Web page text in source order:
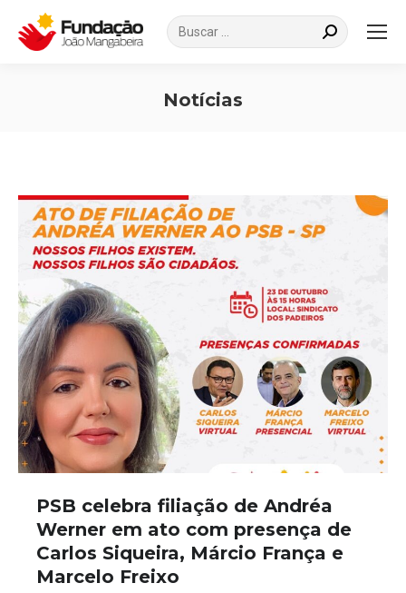
Search:
Notícias
PSB celebra filiação de Andréa
Werner em ato com presença de
Carlos Siqueira, Márcio França e
Marcelo Freixo